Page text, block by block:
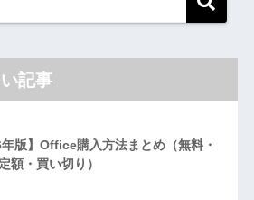
記事
年版】Office購入方法まとめ（無料・
額・買い切り）